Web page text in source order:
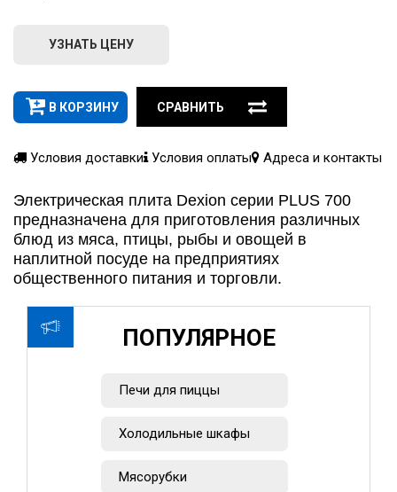
УЗНАТЬ ЦЕНУ
В КОРЗИНУ СРАВНИТЬ
Условия доставки Условия оплаты Адреса и контакты
Электрическая плита Dexion серии PLUS 700
предназначена для приготовления различных
блюд из мяса, птицы, рыбы и овощей в
наплитной посуде на предприятиях
общественного питания и торговли.
ПОПУЛЯРНОЕ
Печи для пиццы
Холодильные шкафы
Мясорубки